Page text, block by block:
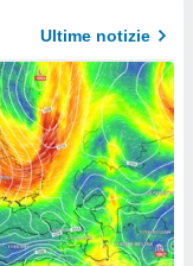
Ultime notizie